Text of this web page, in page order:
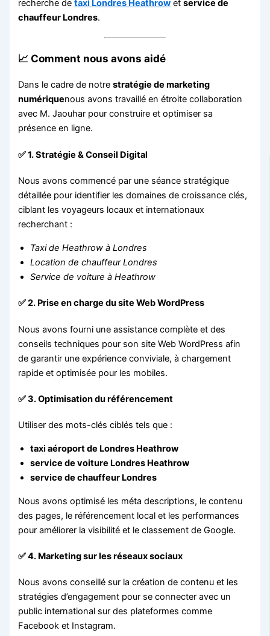
recherche detaxi Londres Heathrow etservice de
chauffeur Londres.
📈 Comment nous avons aidé
Dans le cadre de notrestratégie de marketing
numériquenous avons travaillé en étroite collaboration
avec M. Jaouhar pour construire et optimiser sa
présence en ligne.
✅ 1. Stratégie & Conseil Digital
Nous avons commencé par une séance stratégique
détaillée pour identifier les domaines de croissance clés,
ciblant les voyageurs locaux et internationaux
recherchant :
Taxi de Heathrow à Londres
Location de chauffeur Londres
Service de voiture à Heathrow
✅ 2. Prise en charge du site Web WordPress
Nous avons fourni une assistance complète et des
conseils techniques pour son site Web WordPress afin
de garantir une expérience conviviale, à chargement
rapide et optimisée pour les mobiles.
✅ 3. Optimisation du référencement
Utiliser des mots-clés ciblés tels que :
taxi aéroport de Londres Heathrow
service de voiture Londres Heathrow
service de chauffeur Londres
Nous avons optimisé les méta descriptions, le contenu
des pages, le référencement local et les performances
pour améliorer la visibilité et le classement de Google.
✅ 4. Marketing sur les réseaux sociaux
Nous avons conseillé sur la création de contenu et les
stratégies d’engagement pour se connecter avec un
public international sur des plateformes comme
Facebook et Instagram.